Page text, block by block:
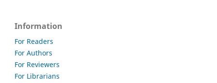
Information
For Readers
For Authors
For Reviewers
For Librarians